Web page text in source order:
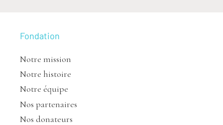
Fondation
Notre mission
Notre histoire
Notre équipe
Nos partenaires
Nos donateurs